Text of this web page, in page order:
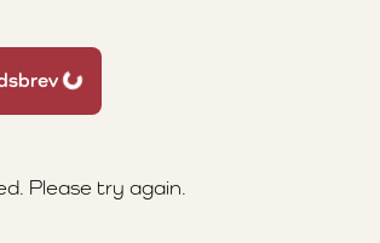
Loading...
Please try again.